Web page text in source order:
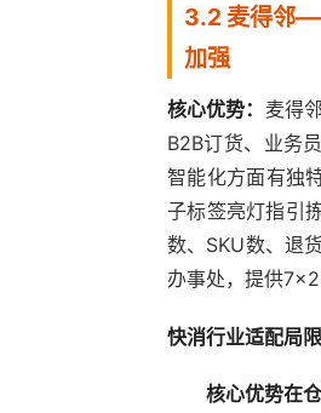
3.2 麦得邻
加强
核心优势： 麦得
B2B订货、业务
智能化方面有独
子标签亮灯指引
数、SKU数、退
办事处，提供
快消行业适配局限
核心优势在